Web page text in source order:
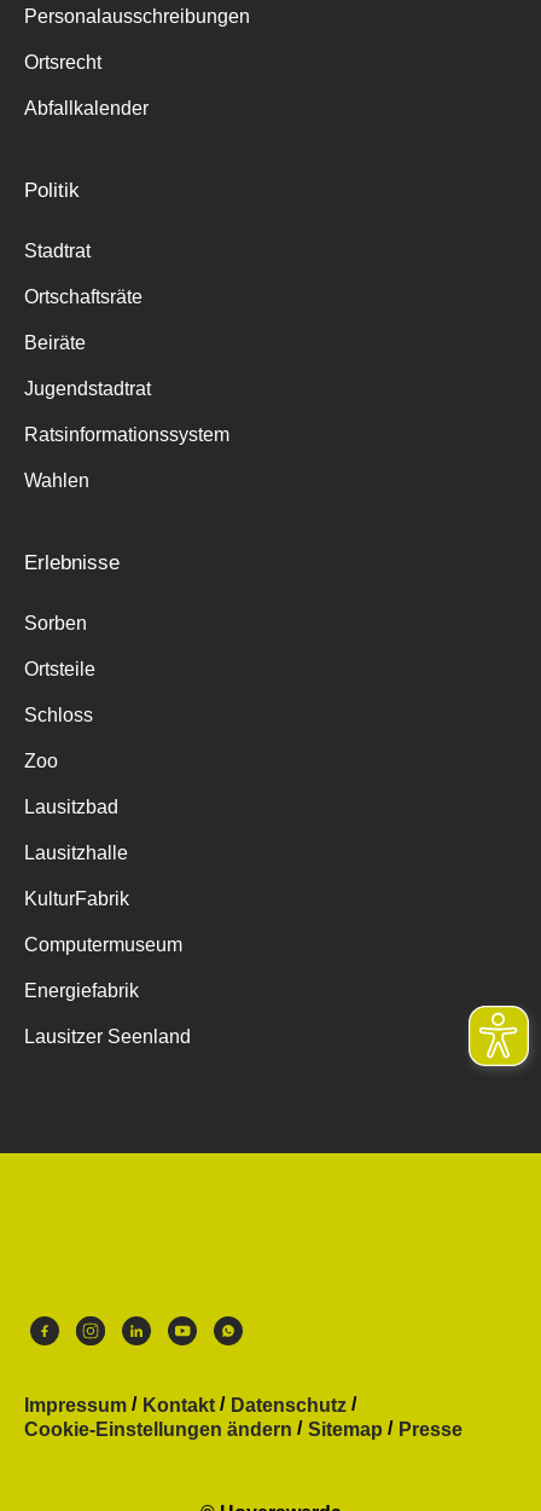
Personalausschreibungen
Ortsrecht
Abfallkalender
Politik
Stadtrat
Ortschaftsräte
Beiräte
Jugendstadtrat
Ratsinformationssystem
Wahlen
Erlebnisse
Sorben
Ortsteile
Schloss
Zoo
Lausitzbad
Lausitzhalle
KulturFabrik
Computermuseum
Energiefabrik
Lausitzer Seenland
Impressum Kontakt
Datenschutz
Cookie-Einstellungen ändern
Sitemap Presse